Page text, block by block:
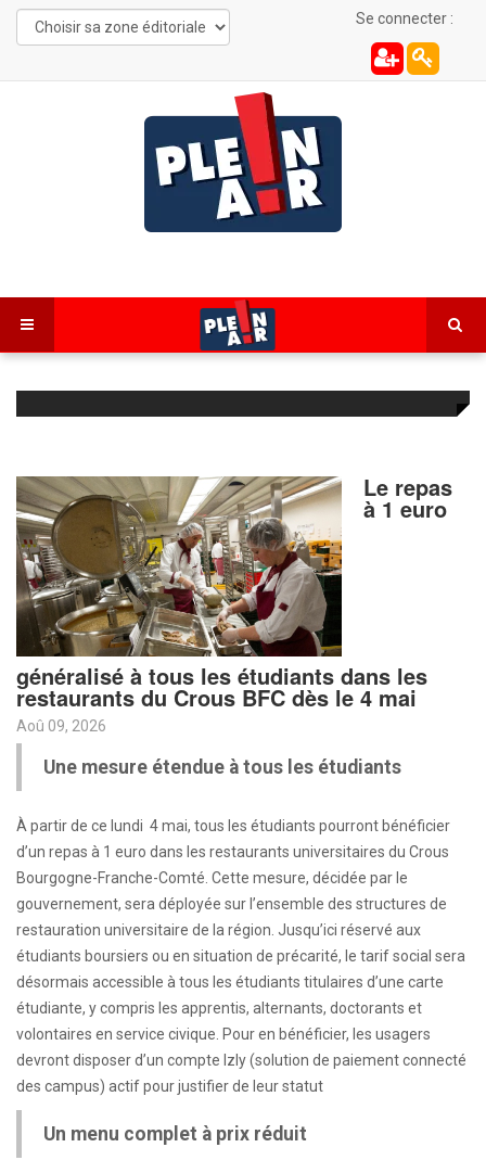
Se connecter :
Le repas
à 1 euro
généralisé à tous les étudiants dans les
restaurants du Crous BFC dès le 4 mai
Aoû 09, 2026
Une mesure étendue à tous les étudiants
À partir de ce lundi 4 mai, tous les étudiants pourront bénéficier
d’un repas à 1 euro dans les restaurants universitaires du Crous
Bourgogne-Franche-Comté. Cette mesure, décidée par le
gouvernement, sera déployée sur l’ensemble des structures de
restauration universitaire de la région. Jusqu’ici réservé aux
étudiants boursiers ou en situation de précarité, le tarif social sera
désormais accessible à tous les étudiants titulaires d’une carte
étudiante, y compris les apprentis, alternants, doctorants et
volontaires en service civique. Pour en bénéficier, les usagers
devront disposer d’un compte Izly (solution de paiement connecté
des campus) actif pour justifier de leur statut
Un menu complet à prix réduit